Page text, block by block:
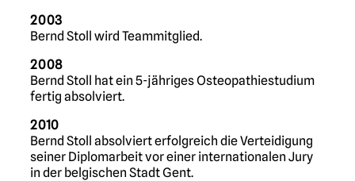
2003
Bernd Stoll wird Teammitglied.
2008
Bernd Stoll hat ein 5-jähriges Osteopathiestudium
fertig absolviert.
2010
Bernd Stoll absolviert erfolgreich die Verteidigung
seiner Diplomarbeit vor einer internationalen Jury
in der belgischen Stadt Gent.